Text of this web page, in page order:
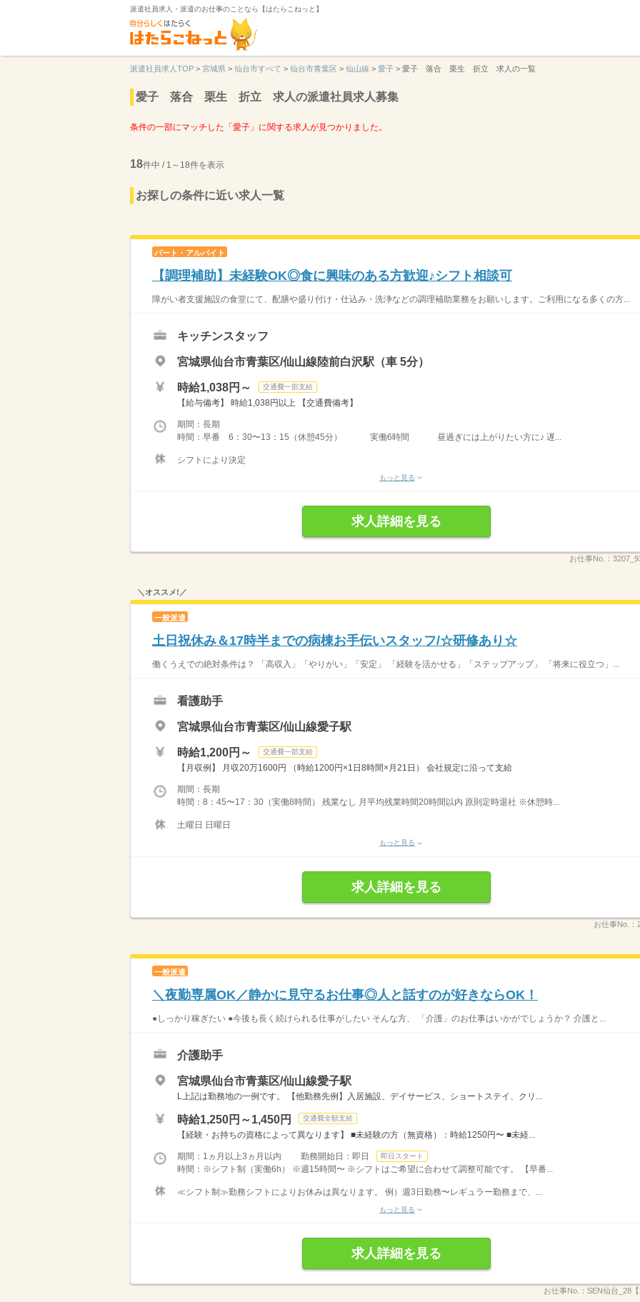
派遣社員求人・派遣のお仕事のことなら【はたらこねっと】
派遣社員求人TOP > 宮城県 > 仙台市すべて > 仙台市青葉区 > 仙山線 > 愛子 > 愛子 落合 栗生 折立 求人の一覧
愛子 落合 栗生 折立 求人の派遣社員求人募集
条件の一部にマッチした「愛子」に関する求人が見つかりました。
18件中 / 1～18件を表示
お探しの条件に近い求人一覧
パート・アルバイト
【調理補助】未経験OK◎食に興味のある方歓迎♪シフト相談可
障がい者支援施設の食堂にて、配膳や盛り付け・仕込み・洗浄などの調理補助業務をお願いします。ご利用になる多くの方...
キッチンスタッフ
宮城県仙台市青葉区/仙山線陸前白沢駅（車 5分）
時給1,038円～ 交通費一部支給
【給与備考】 時給1,038円以上 【交通費備考】
期間：長期
時間：早番 6：30〜13：15（休憩45分） 実働6時間 昼過ぎには上がりたい方に♪ 遅...
シフトにより決定
もっと見る
求人詳細を見る
お仕事No.：
＼オススメ!／
一般派遣
土日祝休み＆17時半までの病棟お手伝いスタッフ/☆研修あり☆
働くうえでの絶対条件は？ 「高収入」「やりがい」「安定」 「経験を活かせる」「ステップアップ」 「将来に役立つ」...
看護助手
宮城県仙台市青葉区/仙山線愛子駅
時給1,200円～ 交通費一部支給
【月収例】 月収20万1600円 （時給1200円×1日8時間×月21日） 会社規定に沿って支給
期間：長期
時間：8：45〜17：30（実働8時間） 残業なし 月平均残業時間20時間以内 原則定時退社 ※休憩時...
土曜日 日曜日
もっと見る
求人詳細を見る
お仕事No.：
一般派遣
＼夜勤専属OK／静かに見守るお仕事◎人と話すのが好きならOK！
●しっかり稼ぎたい ●今後も長く続けられる仕事がしたい そんな方、 「介護」のお仕事はいかがでしょうか？ 介護と...
介護助手
宮城県仙台市青葉区/仙山線愛子駅
L上記は勤務地の一例です。 【他勤務先例】入居施設、デイサービス、ショートステイ、クリ...
時給1,250円～1,450円 交通費全額支給
【経験・お持ちの資格によって異なります】 ■未経験の方（無資格）：時給1250円〜 ■未経...
期間：1ヵ月以上3ヵ月以内 勤務開始日：即日 即日スタート
時間：※シフト制（実働6h） ※週15時間〜 ※シフトはご希望に合わせて調整可能です。 【早番...
≪シフト制≫勤務シフトによりお休みは異なります。 例）週3日勤務〜レギュラー勤務まで、...
もっと見る
求人詳細を見る
お仕事No.： SEN仙台_28【